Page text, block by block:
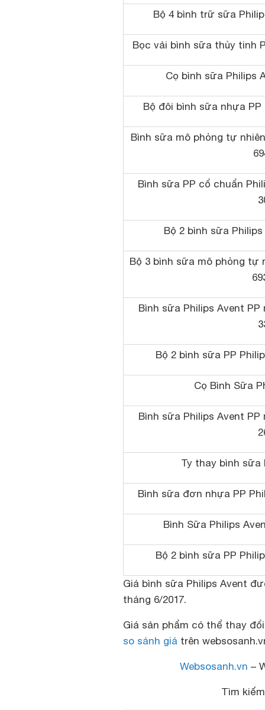
Bộ 4 bình trữ sữa
Bọc vải bình sữa thủy tinh
Cọ bình sữa Philips
Bộ đôi bình sữa nhựa PP
Bình sữa mô phỏng tự
Bình sữa PP cổ chuẩn
Bộ 2 bình sữa
Bộ 3 bình sữa mô phỏng tự
Bình sữa Philips Avent PP
Bộ 2 bình sữa PP
Cọ Bình Sữa
Bình sữa Philips Avent PP
Ty thay bình sữa
Bình sữa đơn nhựa PP
Bình Sữa Philips
Bộ 2 bình sữa PP
Giá bình sữa Philips Avent
tháng 6/2017.
Giá sản phẩm có thể thay
so sánh giá trên
Websosanh.vn –
Tìm